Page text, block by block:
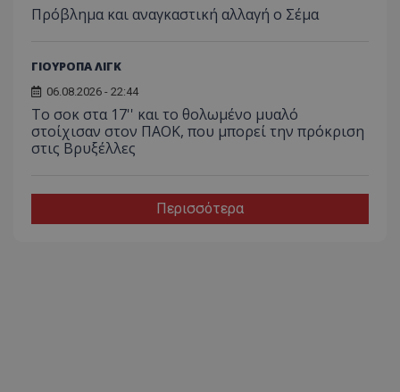
Πρόβλημα και αναγκαστική αλλαγή ο Σέμα
ΓΙΟΥΡΟΠΑ ΛΙΓΚ
06.08.2026 - 22:44
Το σοκ στα 17'' και το θολωμένο μυαλό
στοίχισαν στον ΠΑΟΚ, που μπορεί την πρόκριση
στις Βρυξέλλες
Περισσότερα